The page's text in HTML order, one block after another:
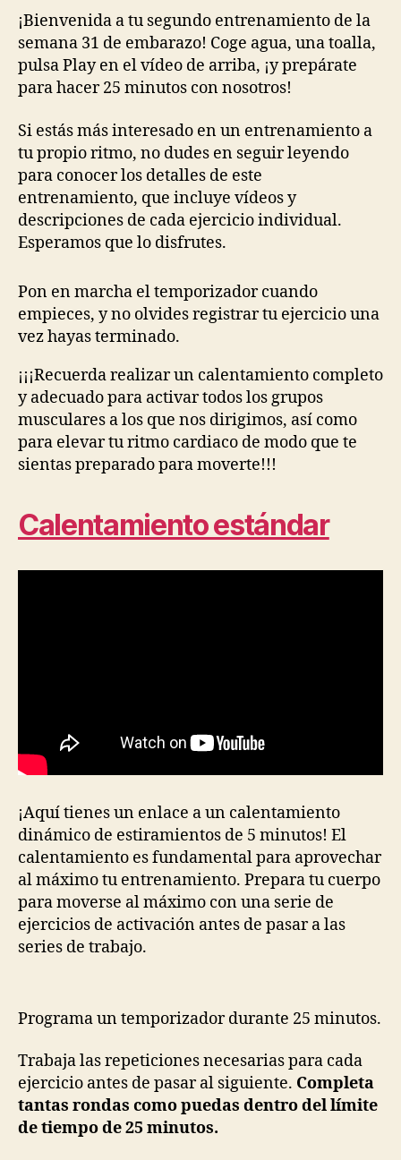
¡Bienvenida a tu segundo entrenamiento de la
semana 31 de embarazo! Coge agua, una toalla,
pulsa Play en el vídeo de arriba, ¡y prepárate
para hacer 25 minutos con nosotros!
Si estás más interesado en un entrenamiento a
tu propio ritmo, no dudes en seguir leyendo
para conocer los detalles de este
entrenamiento, que incluye vídeos y
descripciones de cada ejercicio individual.
Esperamos que lo disfrutes.
Pon en marcha el temporizador cuando
empieces, y no olvides registrar tu ejercicio una
vez hayas terminado.
¡¡¡Recuerda realizar un calentamiento completo
y adecuado para activar todos los grupos
musculares a los que nos dirigimos, así como
para elevar tu ritmo cardiaco de modo que te
sientas preparado para moverte!!!
Calentamiento estándar
¡Aquí tienes un enlace a un calentamiento
dinámico de estiramientos de 5 minutos! El
calentamiento es fundamental para aprovechar
al máximo tu entrenamiento. Prepara tu cuerpo
para moverse al máximo con una serie de
ejercicios de activación antes de pasar a las
series de trabajo.
Programa un temporizador durante 25 minutos.
Trabaja las repeticiones necesarias para cada
ejercicio antes de pasar al siguiente. Completa
tantas rondas como puedas dentro del límite
de tiempo de 25 minutos.